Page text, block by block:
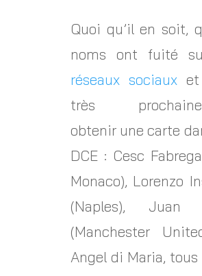
Quoi qu’il en soit,
noms ont fuité
réseaux sociaux
très
obtenir une carte
DCE : Cesc
Monaco), Lorenzo
(Naples), Juan
(Manchester
Angel di Maria,